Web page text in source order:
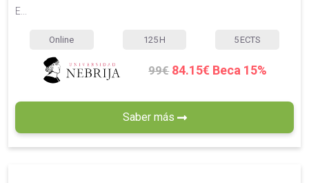
E...
Online 125 H 5 ECTS
99€ 84.15€ Beca 15%
Saber más